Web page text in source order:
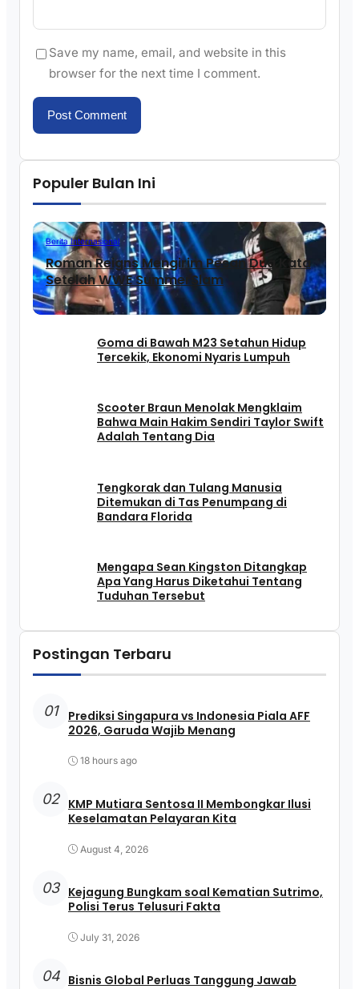
Save my name, email, and website in this
browser for the next time I comment.
Populer Bulan Ini
Berita Internasional
Roman Reigns Mengirim Pesan Dua Kata
Setelah WWE SummerSlam
Goma di Bawah M23 Setahun Hidup
Tercekik, Ekonomi Nyaris Lumpuh
Scooter Braun Menolak Mengklaim
Bahwa Main Hakim Sendiri Taylor Swift
Adalah Tentang Dia
Tengkorak dan Tulang Manusia
Ditemukan di Tas Penumpang di
Bandara Florida
Mengapa Sean Kingston Ditangkap
Apa Yang Harus Diketahui Tentang
Tuduhan Tersebut
Postingan Terbaru
01
Prediksi Singapura vs Indonesia Piala AFF
2026, Garuda Wajib Menang
18 hours ago
02 KMP Mutiara Sentosa II Membongkar Ilusi
Keselamatan Pelayaran Kita
August 4, 2026
03 Kejagung Bungkam soal Kematian Sutrimo,
Polisi Terus Telusuri Fakta
July 31, 2026
04 Bisnis Global Perluas Tanggung Jawab